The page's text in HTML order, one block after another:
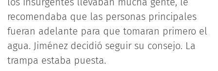
recomendaba que las personas principales
fueran adelante para que tomaran primero el
agua. Jiménez decidió seguir su consejo. La
trampa estaba puesta.